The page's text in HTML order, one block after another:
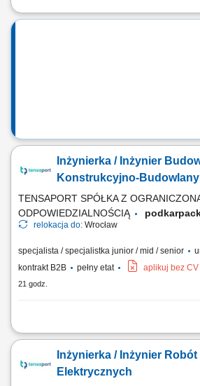
Miejsce pracy stacjonarnej: Kraków lub
Inżynierka / Inżynier
Konstrukcyjno-Budowlany
TENSAPORT SPÓŁKA Z
ODPOWIEDZIALNOŚCIĄ
relokacja do: Wrocław
specjalista / specjalistka junior / mid / senior
kontrakt B2B
pełny etat aplikuj bez CV
21 godz.
Zadania: Bezpośrednie kierowanie zespołami
zgodności realizowanych prac z
procedurami bezpieczeństwa; Weryfikacja
Inżynierka / Inżynier Robót
Elektrycznych